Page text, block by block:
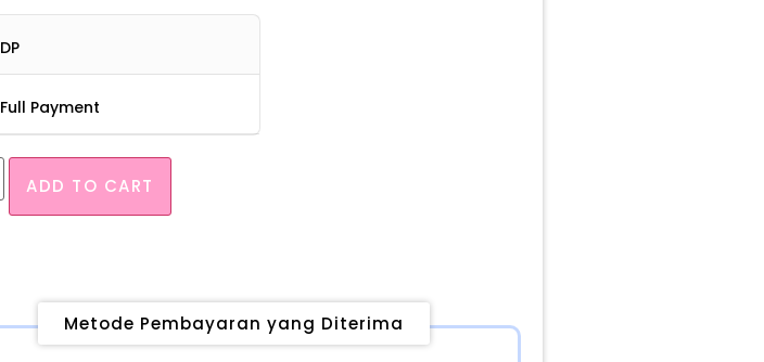
DP
Full Payment
ADD TO CART
Metode Pembayaran yang Diterima